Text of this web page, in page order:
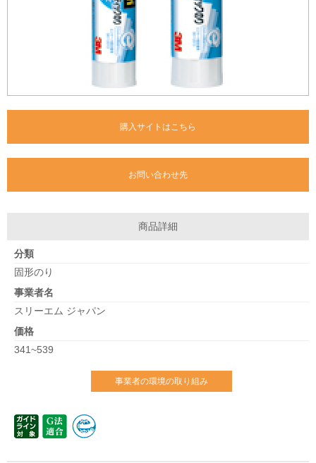
購入サイトはこちら
お問い合わせ先
商品詳細
分類
固形のり
事業者名
スリーエム ジャパン
価格
341~539
事業者の環境の取り組み